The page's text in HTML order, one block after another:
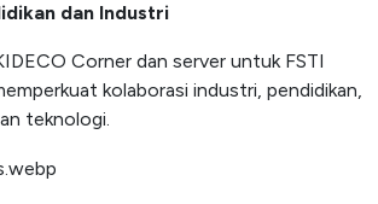
dan Industri
Corner dan server untuk FSTI
kolaborasi industri, pendidikan,
teknologi.